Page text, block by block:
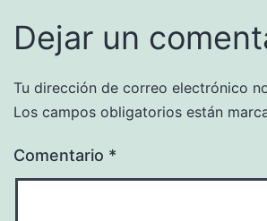
Dejar un
Tu dirección de correo electrónico
Los campos obligatorios están
Comentario *